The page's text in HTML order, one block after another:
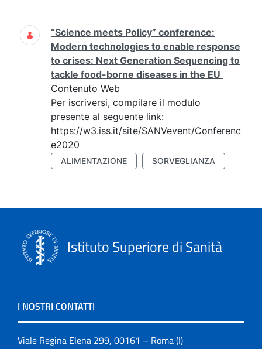
Ricerca
“Science meets Policy” conference:
Modern technologies to enable response
to crises: Next Generation Sequencing to
tackle food-borne diseases in the EU
Contenuto Web
Per iscriversi, compilare il modulo
presente al seguente link:
https://w3.iss.it/site/SANVevent/Conferenc
e2020
ALIMENTAZIONE SORVEGLIANZA
Istituto Superiore di Sanità
I NOSTRI CONTATTI
Viale Regina Elena 299, 00161 – Roma (I)